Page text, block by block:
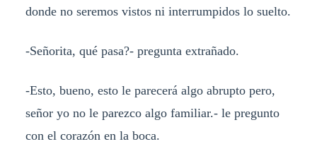
donde no seremos vistos ni interrumpidos lo suelto.
-Señorita, qué pasa?- pregunta extrañado.
-Esto, bueno, esto le parecerá algo abrupto pero,
señor yo no le parezco algo familiar.- le pregunto
con el corazón en la boca.